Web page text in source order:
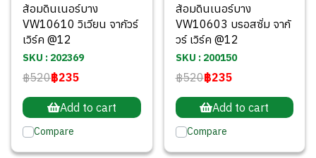
ส้อมดินเนอร์บาง
VW10610 วิเวียน จากัวร์
เวิร์ค @12
SKU : 202369
฿520฿235
Add to cart
Compare
ส้อมดินเนอร์บาง
VW10603 บรอสซั่ม จากั
วร์ เวิร์ค @12
SKU : 200150
฿520฿235
Add to cart
Compare